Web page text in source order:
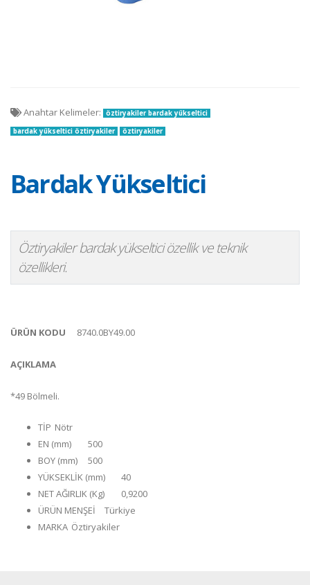
Bardak Yükseltici
Öztiryakiler bardak yükseltici özellik ve teknik
özellikleri.
ÜRÜN KODU 8740.0BY49.00
AÇIKLAMA
*49 Bölmeli.
TİP Nötr
EN (mm)
500
BOY (mm)
500
YÜKSEKLİK (mm)
40
NET AĞIRLIK (Kg)
0,9200
ÜRÜN MENŞEİ
Türkiye
MARKA Öztiryakiler
Anahtar Kelimeler:
öztiryakiler bardak yükseltici
bardak yükseltici öztiryakiler
öztiryakiler